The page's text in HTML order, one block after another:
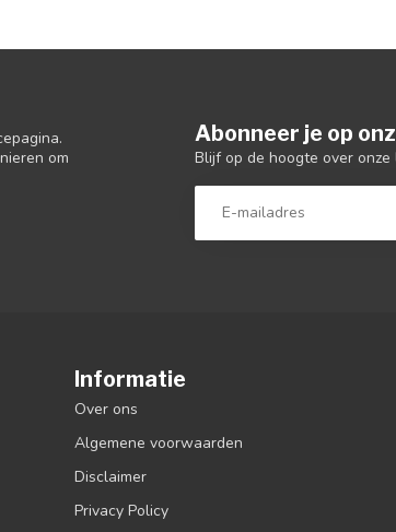
om
Abonneer je op
Blijf op de hoogte over
Informatie
Over ons
Algemene voorwaarden
Disclaimer
Privacy Policy